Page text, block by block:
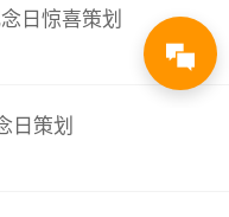
日惊喜策划
日策划